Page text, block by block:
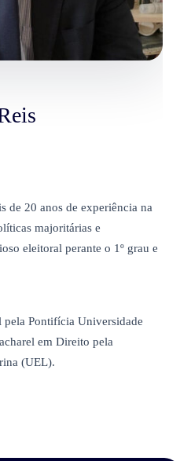
de 20 anos de experiência na
majoritárias e
eleitoral perante o 1º grau e
Pontifícia Universidade
em Direito pela
(UEL).